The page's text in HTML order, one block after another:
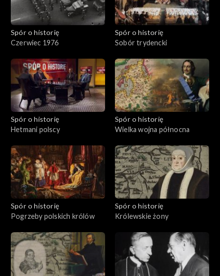
Spór o historię
Czerwiec 1976
Spór o historię
Sobór trydencki
Spór o historię
Hetmani polscy
Spór o historię
Wielka wojna północna
Spór o historię
Pogrzeby polskich królów
Spór o historię
Królewskie żony